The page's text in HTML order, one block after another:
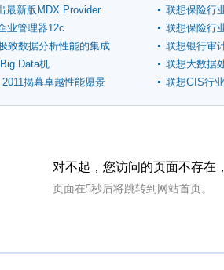
最新版MDX Provider
业管理器12c
致数据分析性能的集成
Data机
揭幕卓越性能愿景
联想保险行
联想保险行
联想银行审
联想大数据
联想GIS行